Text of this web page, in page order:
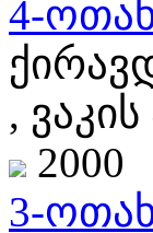
4-
,
2000
3-